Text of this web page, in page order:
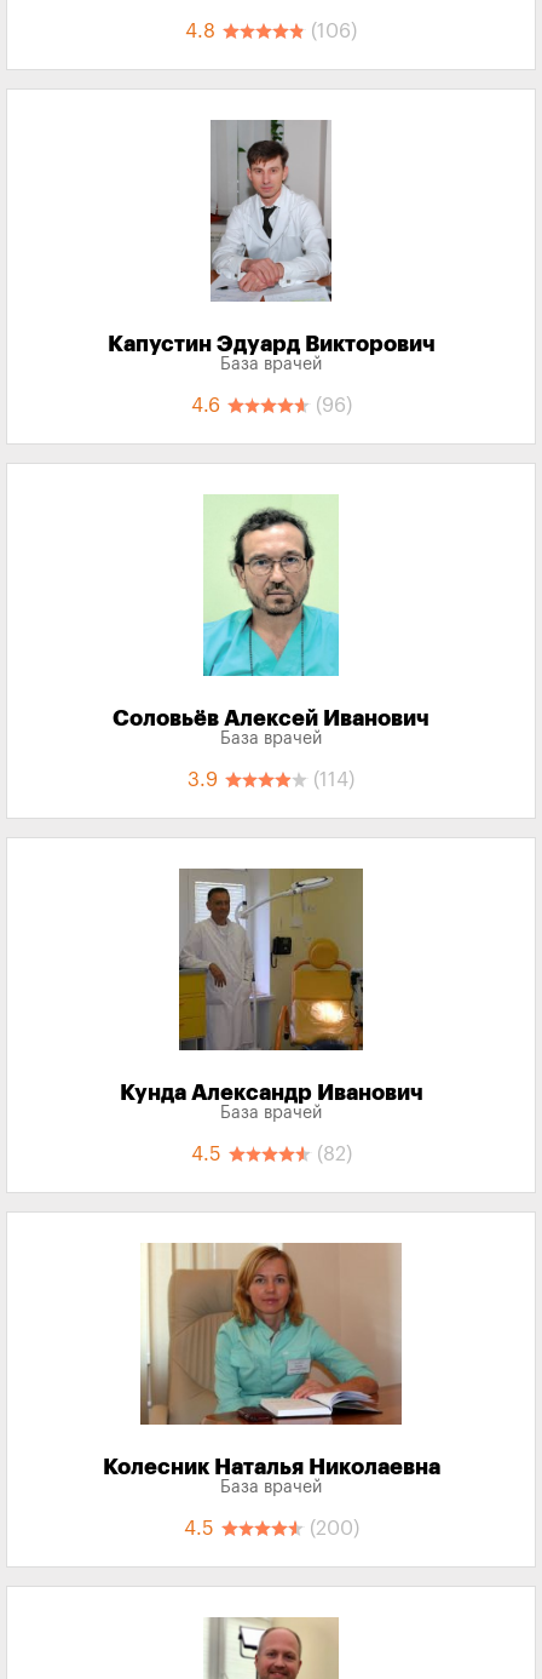
4.8 (106)
Капустин Эдуард Викторович
База врачей
4.6 (96)
Соловьёв Алексей Иванович
База врачей
3.9 (114)
Кунда Александр Иванович
База врачей
4.5 (82)
Колесник Наталья Николаевна
База врачей
4.5 (200)